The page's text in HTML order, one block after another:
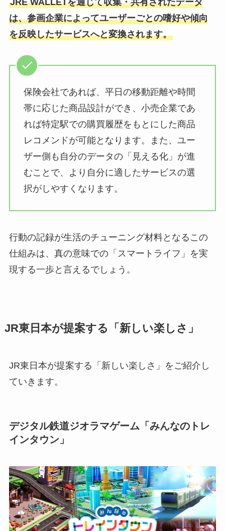
JRE WALLETを通じて収集・共有されたデータ
は、参画企業によってユーザーごとの嗜好や傾向
を反映したサービスへと変換されます。
保険会社であれば、平日の移動距離や時間
帯に応じた商品設計ができ、小売企業であ
れば特定駅での購買履歴をもとにした商品
レコメンドが可能となります。また、ユー
ザー側も自分のデータの「見える化」が進
むことで、より自分に適したサービスの選
択がしやすくなります。
行動の記録が生活のチューニング材料となるこの
仕組みは、真の意味での「スマートライフ」を実
現する一歩と言えるでしょう。
JR東日本が提案する「新しい楽しさ」
JR東日本が提案する「新しい楽しさ」をご紹介し
ていきます。
デジタル鉄道ジオラマゲーム「みんなのトレ
インタウン」